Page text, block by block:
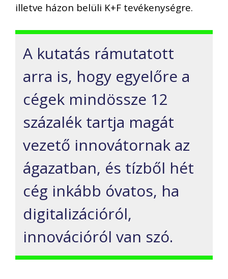
illetve házon belüli K+F tevékenységre.
A kutatás rámutatott
arra is, hogy egyelőre a
cégek mindössze 12
százalék tartja magát
vezető innovátornak az
ágazatban, és tízből hét
cég inkább óvatos, ha
digitalizációról,
innovációról van szó.